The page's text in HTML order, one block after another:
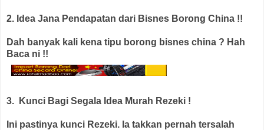
2. Idea Jana Pendapatan dari Bisnes Borong China !!
Dah banyak kali kena tipu borong bisnes china ? Hah
Baca ni !!
3. Kunci Bagi Segala Idea Murah Rezeki !
Ini pastinya kunci Rezeki. Ia takkan pernah tersalah